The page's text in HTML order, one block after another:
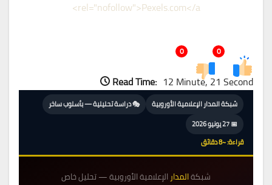
rel="nofollow">Pexels.com</a>
0
0
Read Time: 12 Minute, 21 Second
شبكة المدار الإعلامية الأوروبية
🎭 دراسة تحليلية — بأسلوب ساخر
📅 27 يونيو 2026
قراءة: ~8 دقائق
شبكةالمدار الإعلامية الأوروبية — تحليل خاص